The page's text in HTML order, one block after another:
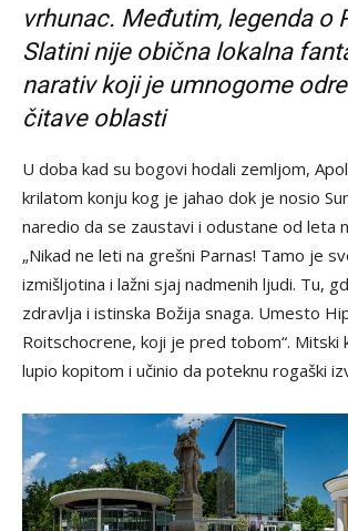
vrhunac. Međutim, legenda o
Slatini nije obična lokalna
narativ koji je umnogome
čitave oblasti
U doba kad su bogovi hodali zemljom,
krilatom konju kog je jahao dok je nosio
naredio da se zaustavi i odustane od leta
„Nikad ne leti na grešni Parnas! Tamo je
izmišljotina i lažni sjaj nadmenih ljudi. Tu,
zdravlja i istinska Božija snaga. Umesto
Roitschocrene, koji je pred tobom“. Mitski
lupio kopitom i učinio da poteknu rogaški